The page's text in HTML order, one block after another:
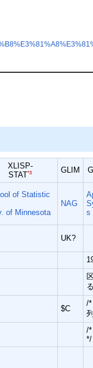
XLISP-
STAT*3 GLIM
of Statistic
of Minnesota
NAG
s
UK?
る
$C
/
/*
*/